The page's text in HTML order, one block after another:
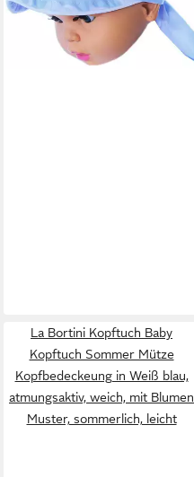
in 5-6 Werktagen bei dir
La Bortini Kopftuch Baby
Kopftuch Sommer Mütze
Kopfbedeckeung in Weiß blau,
atmungsaktiv, weich, mit Blumen
Muster, sommerlich, leicht